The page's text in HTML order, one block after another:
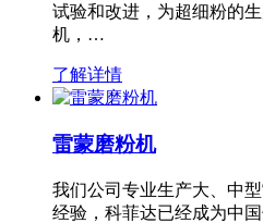
试验和改进，为超细粉的
机，…
了解详情
雷蒙磨粉机
我们公司专业生产大、中
经验，科菲达已经成为中